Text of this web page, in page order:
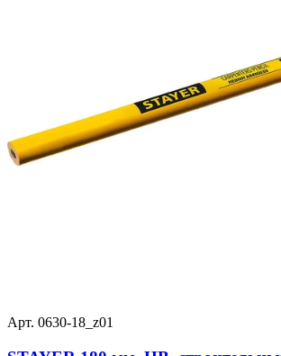
Арт. 0630-18_z01